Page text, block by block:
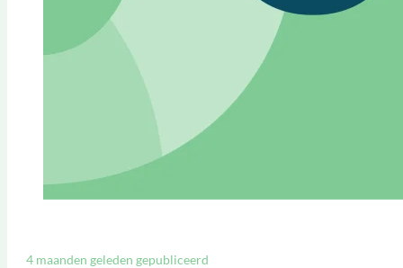
4 maanden geleden gepubliceerd